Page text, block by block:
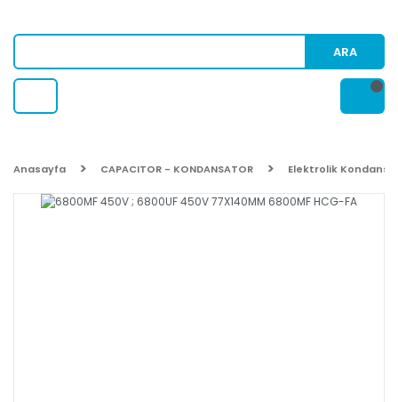
ARA
Anasayfa CAPACITOR - KONDANSATOR Elektrolik